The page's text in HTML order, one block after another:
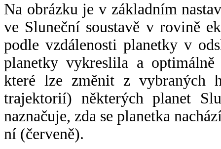
Na obrázku je v základním
ve Sluneční soustavě v rovině
podle vzdálenosti planetky v
planetky vykreslila a
které lze změnit z vybraných
trajektorií) některých planet
naznačuje, zda se planetka
ní (červeně).